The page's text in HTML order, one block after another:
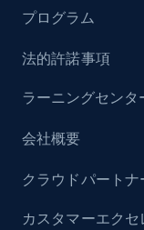
プログラム
法的許諾事項
ラーニングセンタ
会社概要
クラウドパート
カスタマーエク